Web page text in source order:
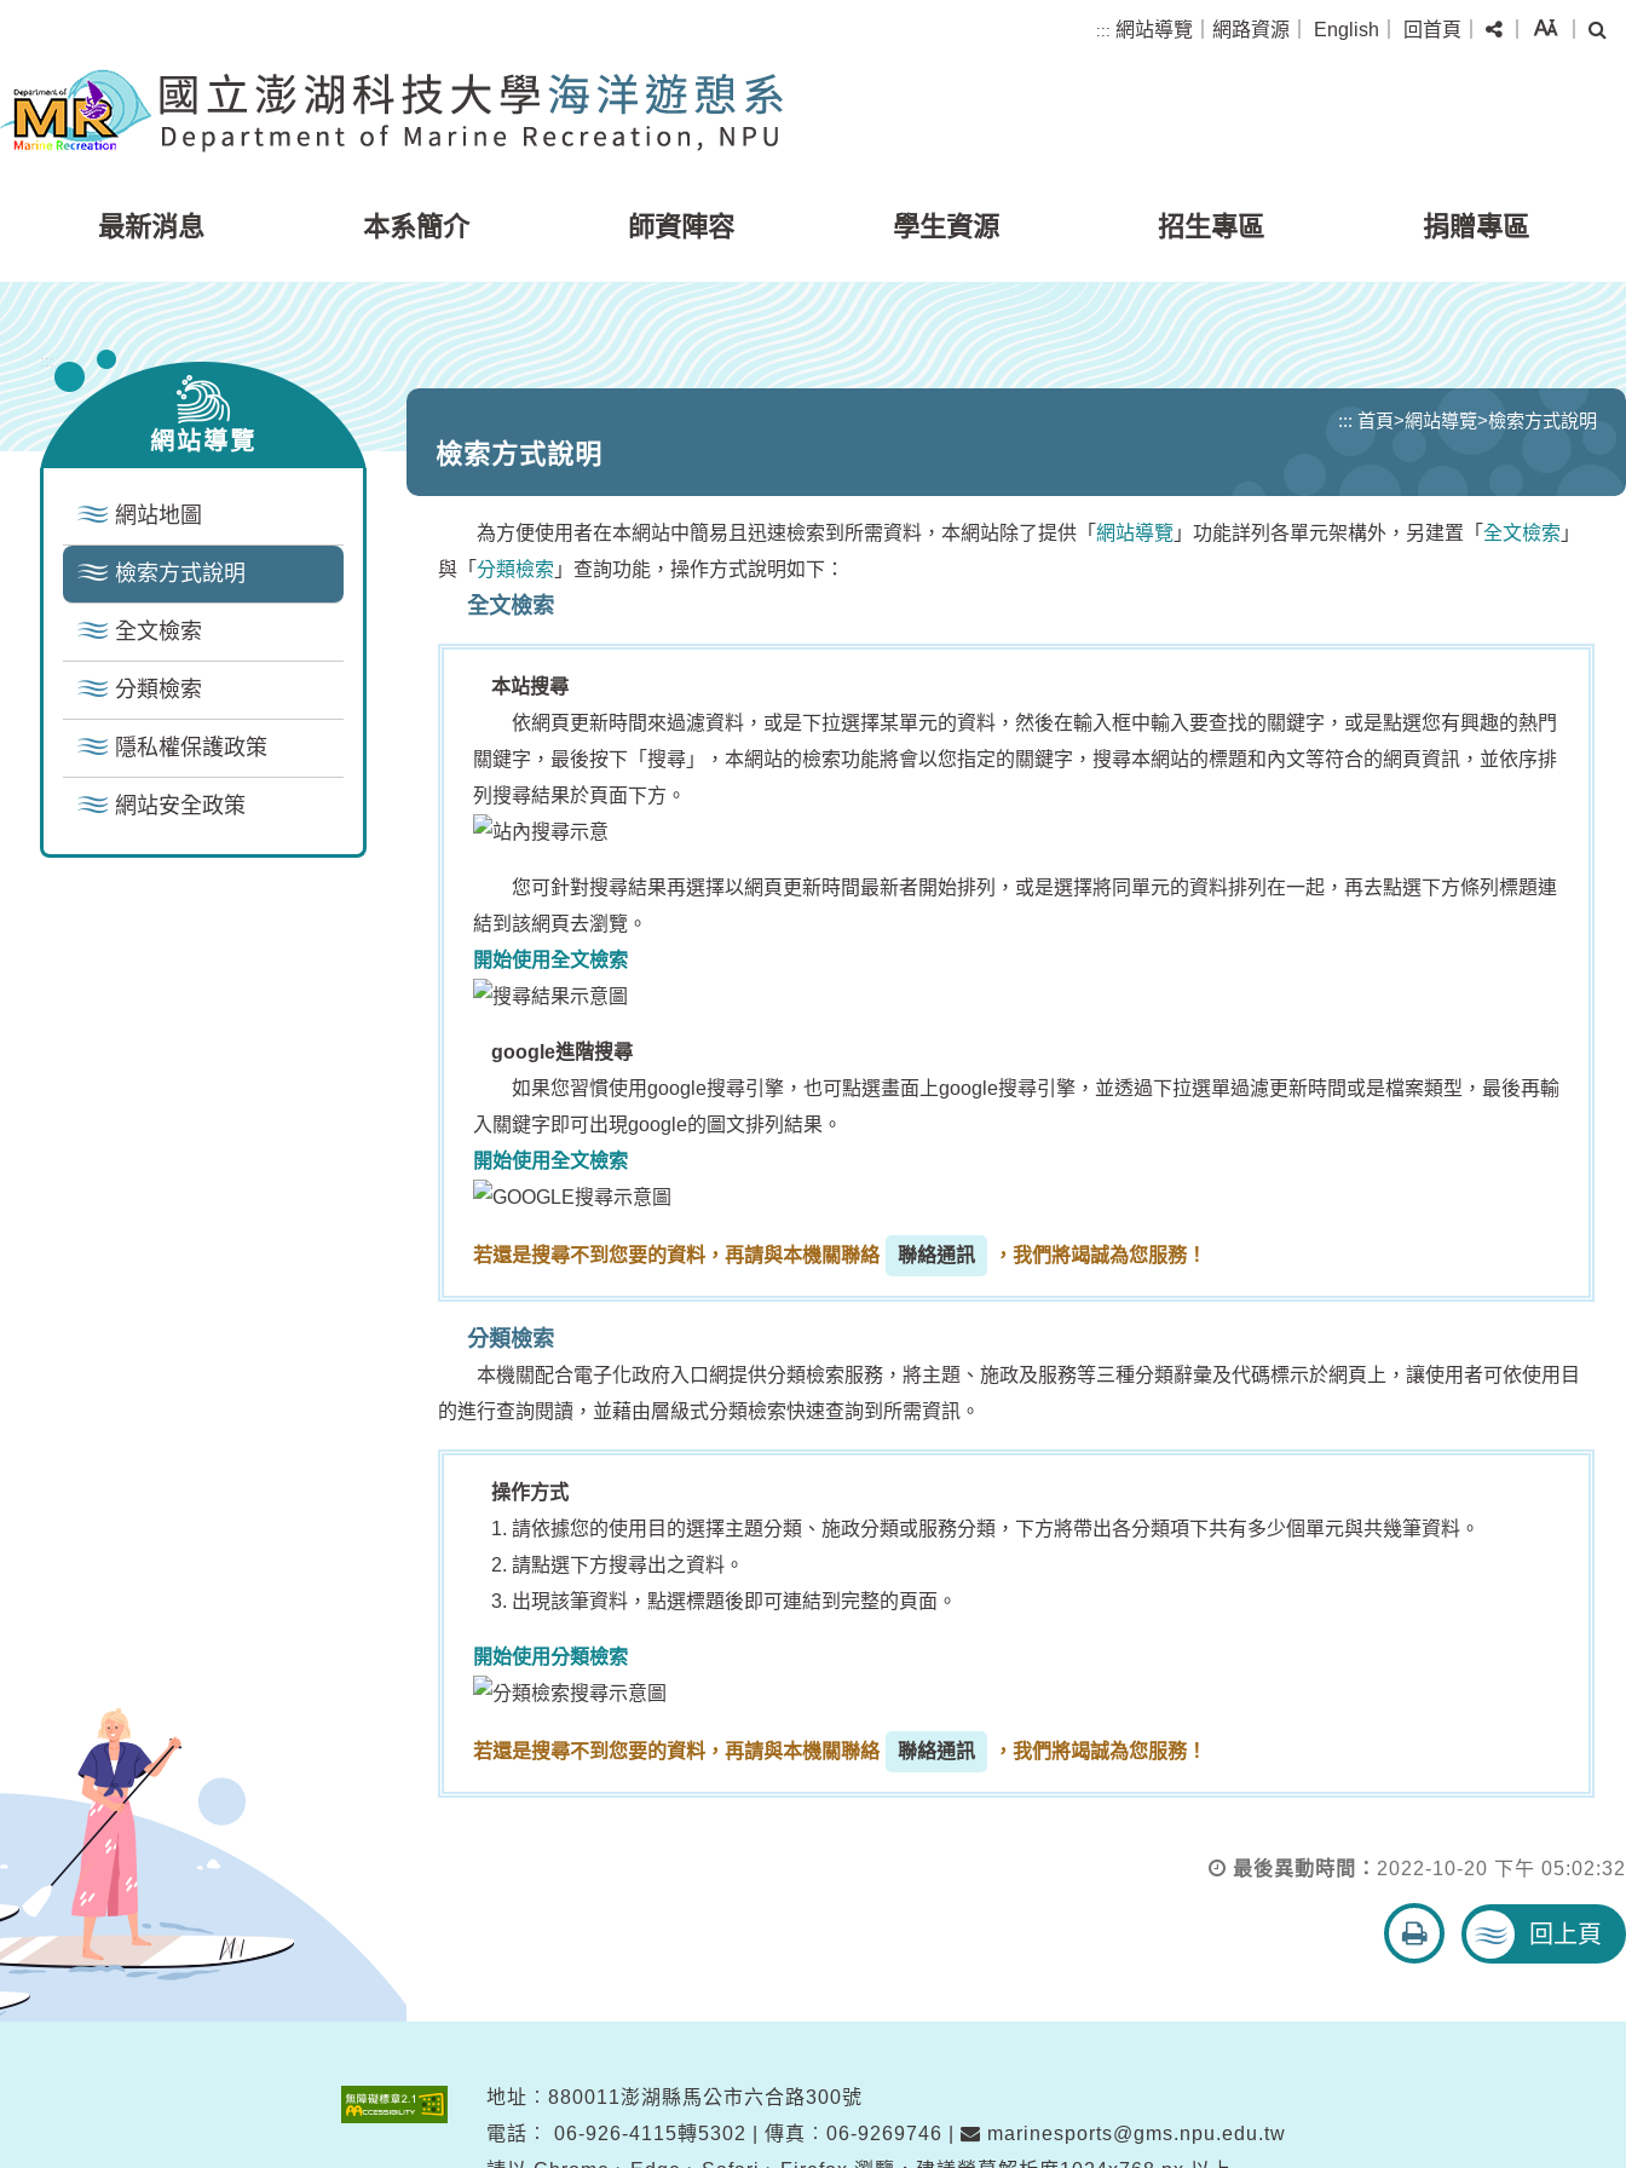
要
內
::: 網站導覽 網路資源 English 回首頁 分享 字級
最新消息 本系簡介 師資陣容 學生資源 招生專區 捐贈專區
:::
網站導覽
網站地圖
檢索方式說明
全文檢索
分類檢索
隱私權保護政策
網站安全政策
::: 首頁>網站導覽>檢索方式說明
檢索方式說明
為方便使用者在本網站中簡易且迅速檢索到所需資料，本網站除了提供「 網站導覽 」功能詳列各單元架構外，另建置「 全文檢索 」
與「 分類檢索 」查詢功能，操作方式說明如下：
全文檢索
本站搜尋
依網頁更新時間來過濾資料，或是下拉選擇某單元的資料，然後在輸入框中輸入要查找的關鍵字，或是點選您有興趣的熱門
關鍵字，最後按下「搜尋」，本網站的檢索功能將會以您指定的關鍵字，搜尋本網站的標題和內文等符合的網頁資訊，並依序排
列搜尋結果於頁面下方。
您可針對搜尋結果再選擇以網頁更新時間最新者開始排列，或是選擇將同單元的資料排列在一起，再去點選下方條列標題連
結到該網頁去瀏覽。
開始使用全文檢索
google進階搜尋
如果您習慣使用google搜尋引擎，也可點選畫面上google搜尋引擎，並透過下拉選單過濾更新時間或是檔案類型，最後再輸
入關鍵字即可出現google的圖文排列結果。
開始使用全文檢索
若還是搜尋不到您要的資料，再請與本機關聯絡 聯絡通訊 ，我們將竭誠為您服務！
分類檢索
本機關配合電子化政府入口網提供分類檢索服務，將主題、施政及服務等三種分類辭彙及代碼標示於網頁上，讓使用者可依使用目
的進行查詢閱讀，並藉由層級式分類檢索快速查詢到所需資訊。
操作方式
請依據您的使用目的選擇主題分類、施政分類或服務分類，下方將帶出各分類項下共有多少個單元與共幾筆資料。
請點選下方搜尋出之資料。
出現該筆資料，點選標題後即可連結到完整的頁面。
開始使用分類檢索
若還是搜尋不到您要的資料，再請與本機關聯絡 聯絡通訊 ，我們將竭誠為您服務！
最後異動時間： 2022-10-20 下午 05:02:32
友
善
回上頁
地址︰880011澎湖縣馬公市六合路300號
電話︰ 06-926-4115轉5302 傳真︰06-9269746
marinesports@gms.npu.edu.tw